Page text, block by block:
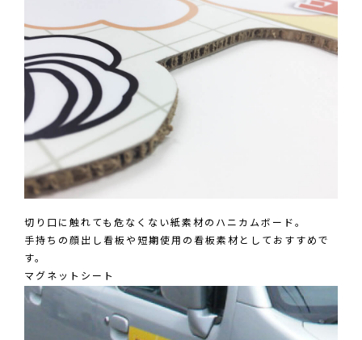
切り口に触れても危なくない紙素材のハニカムボード。
手持ちの顔出し看板や短期使用の看板素材としておすすめで
す。
マグネットシート